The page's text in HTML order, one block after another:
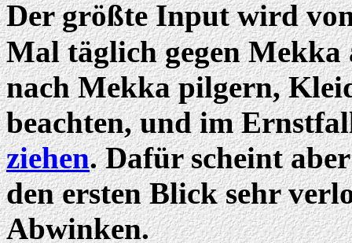
Der größte Input wird
Mal täglich gegen Mekka
nach Mekka pilgern,
beachten, und im
ziehen. Dafür scheint
den ersten Blick sehr
Abwinken.